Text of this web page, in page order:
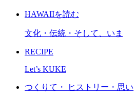
HAWAIIを読む
文化・伝統・そして、いま
RECIPE
Let’s KUKE
つくりて・ ヒストリー・思い